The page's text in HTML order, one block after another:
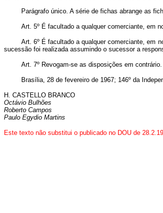
Parágrafo único. A série de fichas abrange as
Art. 5º É facultado a qualquer comerciante, em
Art. 6º É facultado a qualquer comerciante, em
sucessão foi realizada assumindo o sucessor a
Art. 7º Revogam-se as disposições em contrário.
Brasília, 28 de fevereiro de 1967; 146º da
H. CASTELLO BRANCO
Octávio Bulhões
Roberto Campos
Paulo Egydio Martins
Este texto não substitui o publicado no DOU de